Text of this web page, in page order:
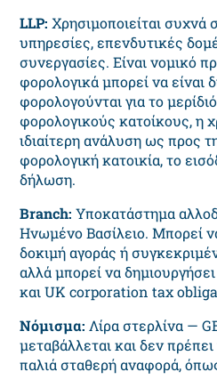
LLP: Χρησιμοποιείται συχνά
υπηρεσίες, επενδυτικές
συνεργασίες. Είναι νομικό
φορολογικά μπορεί να είναι
φορολογούνται για το
φορολογικούς κατοίκους, η
ιδιαίτερη ανάλυση ως προς
φορολογική κατοικία, το
δήλωση.
Branch: Υποκατάστημα
Ηνωμένο Βασίλειο. Μπορεί
δοκιμή αγοράς ή
αλλά μπορεί να
και UK corporation tax
Νόμισμα: Λίρα στερλίνα —
μεταβάλλεται και δεν πρέπει
παλιά σταθερή αναφορά,